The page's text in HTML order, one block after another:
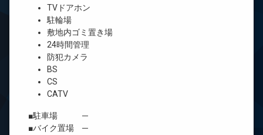
TVドアホン
駐輪場
敷地内ゴミ置き場
24時間管理
防犯カメラ
BS
CS
CATV
■駐車場 ─
■バイク置場 ─